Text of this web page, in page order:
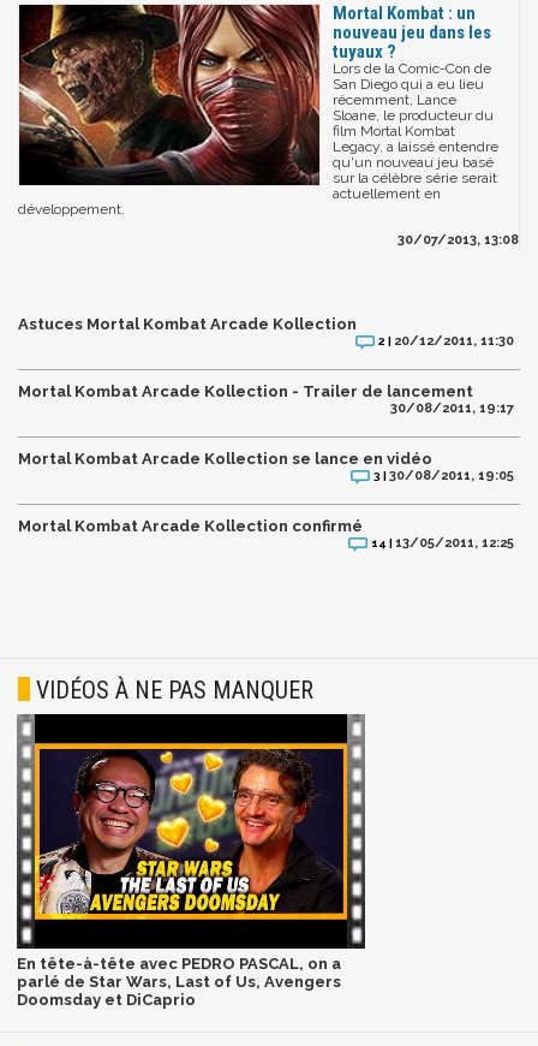
Mortal Kombat : un
nouveau jeu dans les
tuyaux ?
Lors de la Comic-Con de
San Diego qui a eu lieu
récemment, Lance
Sloane, le producteur du
film Mortal Kombat
Legacy, a laissé entendre
qu'un nouveau jeu basé
sur la célèbre série serait
actuellement en
développement.
30/07/2013, 13:08
Astuces Mortal Kombat Arcade Kollection
2 | 20/12/2011, 11:30
Mortal Kombat Arcade Kollection - Trailer de lancement
30/08/2011, 19:17
Mortal Kombat Arcade Kollection se lance en vidéo
3 |30/08/2011, 19:05
Mortal Kombat Arcade Kollection confirmé
14 |13/05/2011, 12:25
VIDÉOS À NE PAS MANQUER
En tête-à-tête avec PEDRO PASCAL, on a
parlé de Star Wars, Last of Us, Avengers
Doomsday et DiCaprio